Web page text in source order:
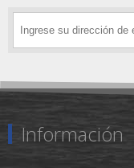
Información